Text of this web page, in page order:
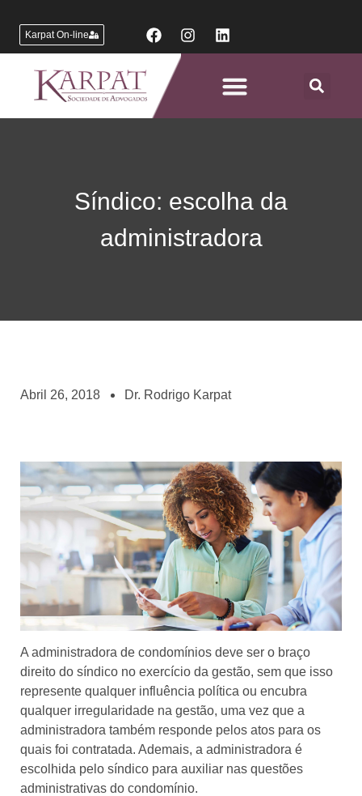
Karpat On-line
Síndico: escolha da
administradora
Abril 26, 2018 Dr. Rodrigo Karpat
A administradora de condomínios deve ser o braço
direito do síndico no exercício da gestão, sem que isso
represente qualquer influência política ou encubra
qualquer irregularidade na gestão, uma vez que a
administradora também responde pelos atos para os
quais foi contratada. Ademais, a administradora é
escolhida pelo síndico para auxiliar nas questões
administrativas do condomínio.